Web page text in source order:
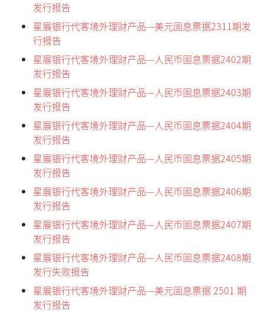
发行报告
星展银行代客境外理财产品—美元固息票据2311期发
行报告
星展银行代客境外理财产品—人民币固息票据2402期
发行报告
星展银行代客境外理财产品—人民币固息票据2403期
发行报告
星展银行代客境外理财产品—人民币固息票据2404期
发行报告
星展银行代客境外理财产品—人民币固息票据2405期
发行报告
星展银行代客境外理财产品—人民币固息票据2406期
发行报告
星展银行代客境外理财产品—人民币固息票据2407期
发行报告
星展银行代客境外理财产品—人民币固息票据2408期
发行失败报告
星展银行代客境外理财产品—美元固息票据 2501 期
发行报告